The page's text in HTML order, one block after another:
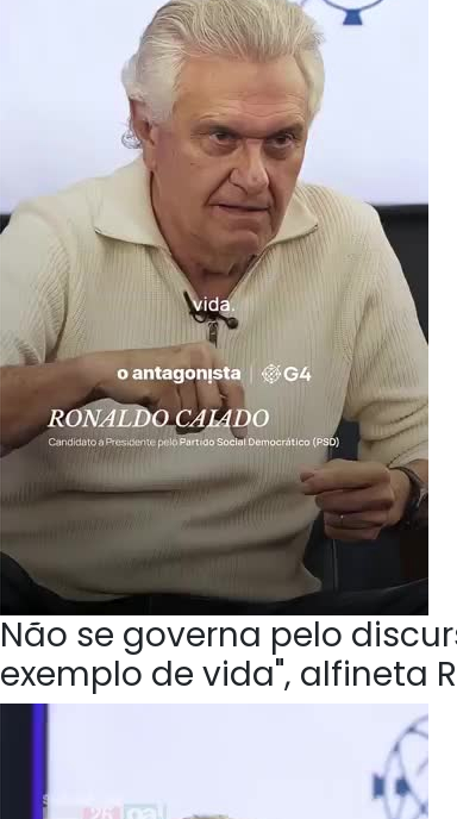
Não se governa pelo
exemplo de vida", alfineta